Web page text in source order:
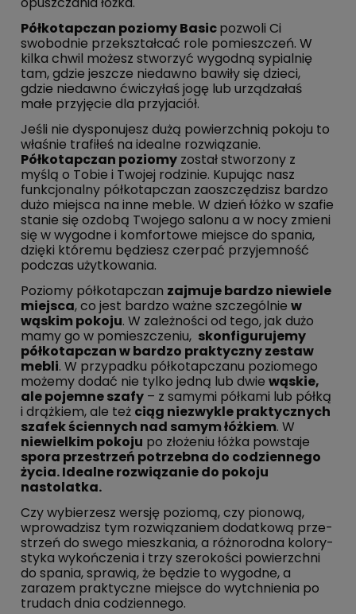
Półkotapczan poziomy Basicpozwoli Ci
swobodnie przekształcać role pomieszczeń. W
kilka chwil możesz stworzyć wygodną sypialnię
tam, gdzie jeszcze niedawno bawiły się dzieci,
gdzie niedawno ćwiczyłaś jogę lub urządzałaś
małe przyjęcie dla przyjaciół.
Jeśli nie dysponujesz dużą powierzchnią pokoju to
właśnie trafiłeś na idealne rozwiązanie.
Półkotapczan poziomy został stworzony z
myślą o Tobie i Twojej rodzinie. Kupując nasz
funkcjonalny półkotapczan zaoszczędzisz bardzo
dużo miejsca na inne meble. W dzień łóżko w szafie
stanie się ozdobą Twojego salonu a w nocy zmieni
się w wygodne i komfortowe miejsce do spania,
dzięki któremu będziesz czerpać przyjemność
podczas użytkowania.
Poziomy półkotapczan zajmuje bardzo niewiele
miejsca, co jest bardzo ważne szczególnie w
wąskim pokoju. W zależności od tego, jak dużo
mamy go w pomieszczeniu, skonfigurujemy
półkotapczan w bardzo praktyczny zestaw
mebli. W przypadku półkotapczanu poziomego
możemy dodać nie tylko jedną lub dwie wąskie,
ale pojemne szafy – z samymi półkami lub półką
i drążkiem, ale też ciąg niezwykle praktycznych
szafek ściennych nad samym łóżkiem. W
niewielkim pokoju po złożeniu łóżka powstaje
spora przestrzeń potrzebna do codziennego
życia. Idealne rozwiązanie do pokoju
nastolatka.
Czy wy­bie­rzesz wersję poziomą, czy pionową,
wpro­wa­dzisz tym roz­wią­za­niem dodatkową prze­
strzeń do swego miesz­ka­nia, a róż­no­rod­na ko­lo­ry­
sty­ka wy­koń­cze­nia i trzy sze­ro­ko­ści po­wierzch­ni
do spania, sprawią, że będzie to wygodne, a
zarazem prak­tycz­ne miejsce do wy­tchnie­nia po
trudach dnia co­dzien­ne­go.